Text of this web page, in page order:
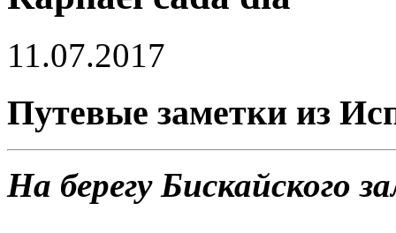
11.07.2017
Путевые заметки из
На берегу Бискайского